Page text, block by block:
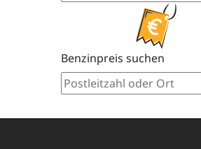
Benzinpreis suchen